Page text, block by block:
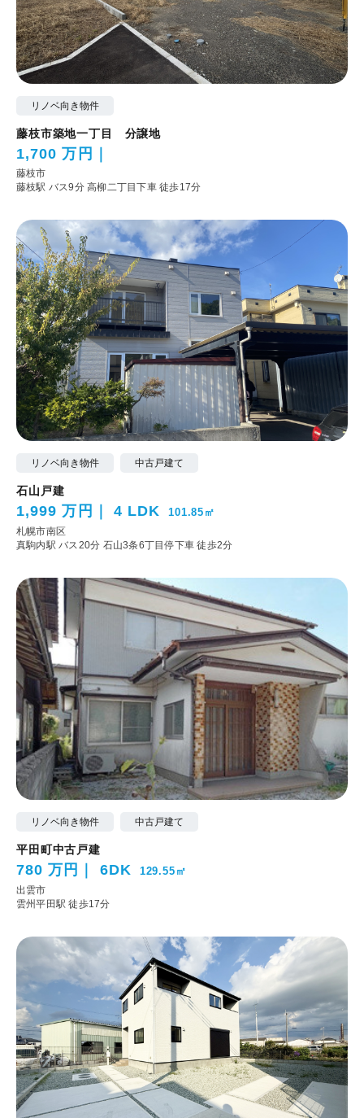
リノベ向き物件
藤枝市築地一丁目 分譲地
1,700 万円
藤枝市
藤枝駅 バス9分 高柳二丁目下車 徒歩17分
リノベ向き物件 中古戸建て
石山戸建
1,999 万円 4 LDK 101.85㎡
札幌市南区
真駒内駅 バス20分 石山3条6丁目停下車 徒歩2分
リノベ向き物件 中古戸建て
平田町中古戸建
780 万円 6DK 129.55㎡
出雲市
雲州平田駅 徒歩17分